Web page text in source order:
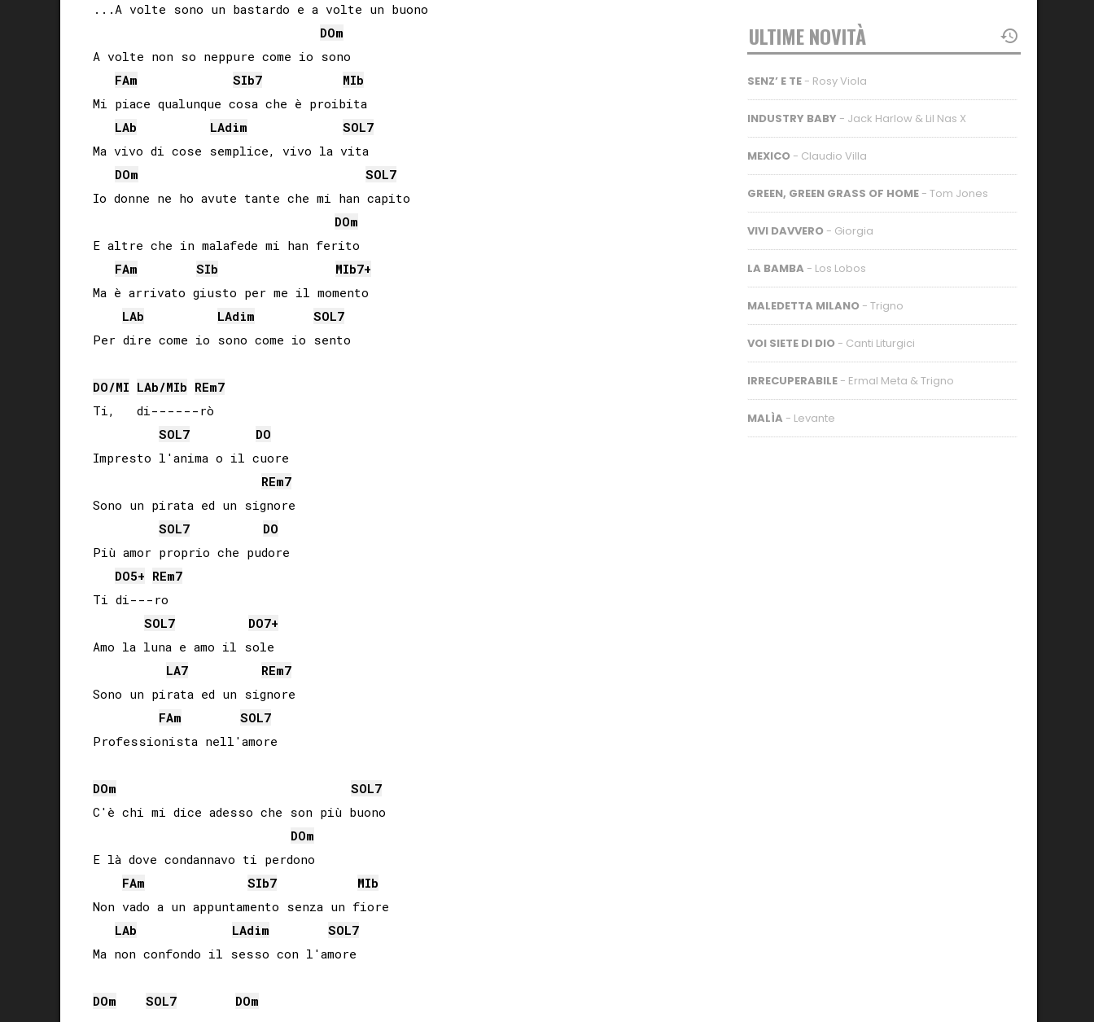
...A volte sono un bastardo e a volte un buono
DOm
A volte non so neppure come io sono
FAm SIb7
MIb
Mi piace qualunque cosa che è proibita
LAb
LAdim SOL7
Ma vivo di cose semplice, vivo la vita
DOm SOL7
Io donne ne ho avute tante che mi han capito
DOm
E altre che in malafede mi han ferito
FAm SIb MIb7+
Ma è arrivato giusto per me il momento
LAb
LAdim SOL7
DO/MI LAb/MIb REm7
Ti,   di------rò
SOL7
DO
Impresto l'anima o il cuore
REm7
Sono un pirata ed un signore
SOL7
DO
Più amor proprio che pudore
DO5+ REm7
Ti di---ro
SOL7 DO7+
Amo la luna e amo il sole
LA7 REm7
Sono un pirata ed un signore
FAm SOL7
DOm SOL7
C'è chi mi dice adesso che son più buono
DOm
E là dove condannavo ti perdono
FAm SIb7
MIb
Non vado a un appuntamento senza un fiore
LAb
LAdim SOL7
Ma non confondo il sesso con l'amore
DOm SOL7 DOm
ULTIME NOVITÀ
SENZ’ E TE - Rosy Viola
INDUSTRY BABY - Jack Harlow & Lil Nas X
MEXICO - Claudio Villa
GREEN, GREEN GRASS OF HOME - Tom Jones
VIVI DAVVERO - Giorgia
LA BAMBA - Los Lobos
MALEDETTA MILANO - Trigno
VOI SIETE DI DIO - Canti Liturgici
IRRECUPERABILE - Ermal Meta & Trigno
MALÌA - Levante